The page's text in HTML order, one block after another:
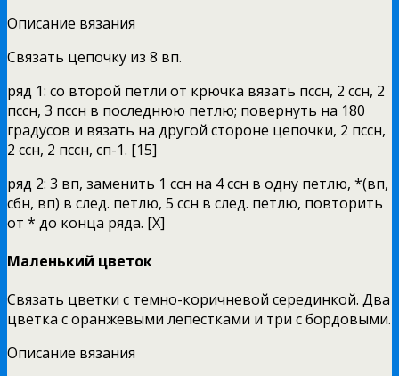
Описание вязания
Связать цепочку из 8 вп.
ряд 1: со второй петли от крючка вязать пссн, 2 ссн, 2
пссн, 3 пссн в последнюю петлю; повернуть на 180
градусов и вязать на другой стороне цепочки, 2 пссн,
2 ссн, 2 пссн, сп-1. [15]
ряд 2: 3 вп, заменить 1 ссн на 4 ссн в одну петлю, *(вп,
сбн, вп) в след. петлю, 5 ссн в след. петлю, повторить
от * до конца ряда. [X]
Маленький цветок
Связать цветки с темно-коричневой серединкой. Два
цветка с оранжевыми лепестками и три с бордовыми.
Описание вязания